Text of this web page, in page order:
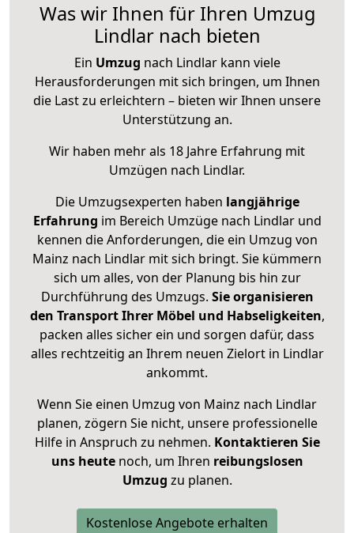
Was wir Ihnen für Ihren Umzug
Lindlar nach bieten
Ein Umzug nach Lindlar kann viele
Herausforderungen mit sich bringen, um Ihnen
die Last zu erleichtern – bieten wir Ihnen unsere
Unterstützung an.
Wir haben mehr als 18 Jahre Erfahrung mit
Umzügen nach Lindlar.
Die Umzugsexperten haben langjährige
Erfahrung im Bereich Umzüge nach Lindlar und
kennen die Anforderungen, die ein Umzug von
Mainz nach Lindlar mit sich bringt. Sie kümmern
sich um alles, von der Planung bis hin zur
Durchführung des Umzugs. Sie organisieren
den Transport Ihrer Möbel und Habseligkeiten,
packen alles sicher ein und sorgen dafür, dass
alles rechtzeitig an Ihrem neuen Zielort in Lindlar
ankommt.
Wenn Sie einen Umzug von Mainz nach Lindlar
planen, zögern Sie nicht, unsere professionelle
Hilfe in Anspruch zu nehmen. Kontaktieren Sie
uns heutenoch, um Ihren reibungslosen
Umzug zu planen.
Kostenlose Angebote erhalten